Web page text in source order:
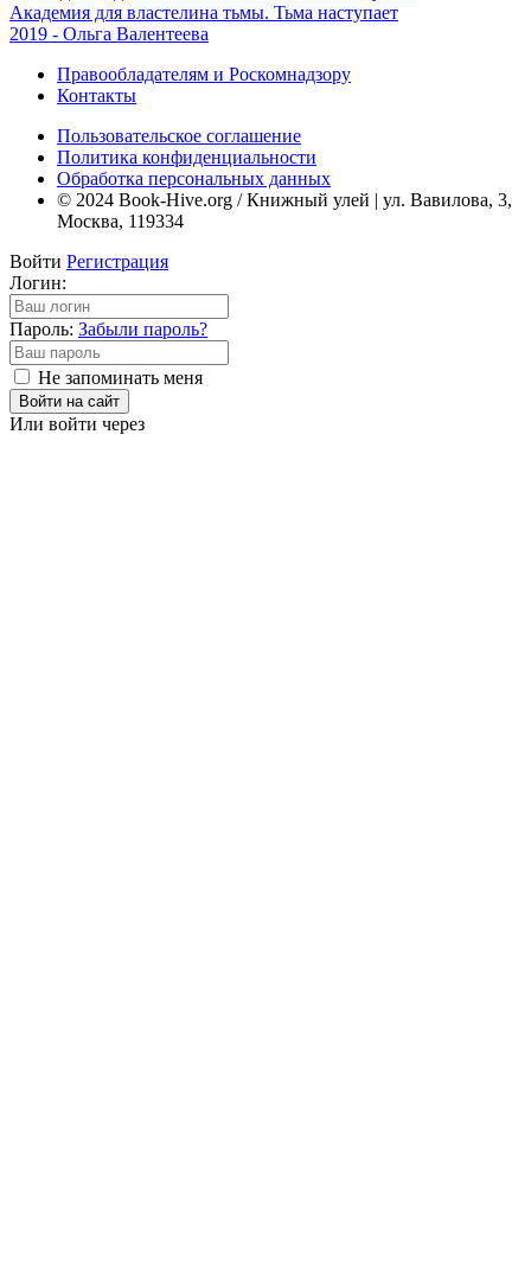
Академия для властелина тьмы. Тьма наступает
2019 - Ольга Валентеева
Правообладателям и Роскомнадзору
Контакты
Пользовательское соглашение
Политика конфиденциальности
Обработка персональных данных
© 2024 Book-Hive.org / Книжный улей | ул. Вавилова, 3,
Москва, 119334
Войти Регистрация
Логин:
Пароль: Забыли пароль?
Не запоминать меня
Войти на сайт
Или войти через